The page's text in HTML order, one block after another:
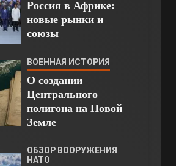
Россия в Африке:
новые рынки и
союзы
ВОЕННАЯ ИСТОРИЯ
О создании
Центрального
полигона на Новой
Земле
ОБЗОР ВООРУЖЕНИЯ
НАТО